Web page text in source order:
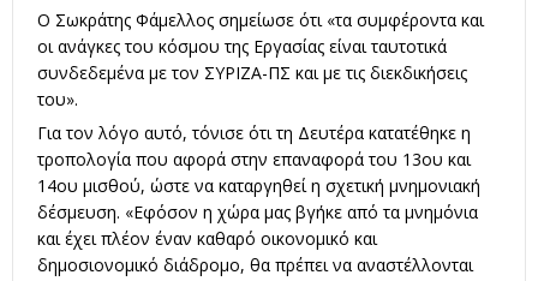
Ο Σωκράτης Φάμελλος σημείωσε ότι «τα συμφέροντα και
οι ανάγκες του κόσμου της Εργασίας είναι ταυτοτικά
συνδεδεμένα με τον ΣΥΡΙΖΑ-ΠΣ και με τις διεκδικήσεις
του».
Για τον λόγο αυτό, τόνισε ότι τη Δευτέρα κατατέθηκε η
τροπολογία που αφορά στην επαναφορά του 13ου και
14ου μισθού, ώστε να καταργηθεί η σχετική μνημονιακή
δέσμευση. «Εφόσον η χώρα μας βγήκε από τα μνημόνια
και έχει πλέον έναν καθαρό οικονομικό και
δημοσιονομικό διάδρομο, θα πρέπει να αναστέλλονται